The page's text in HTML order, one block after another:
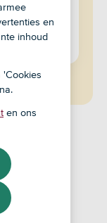
Zeer
en
inhoud
'Cookies
en ons